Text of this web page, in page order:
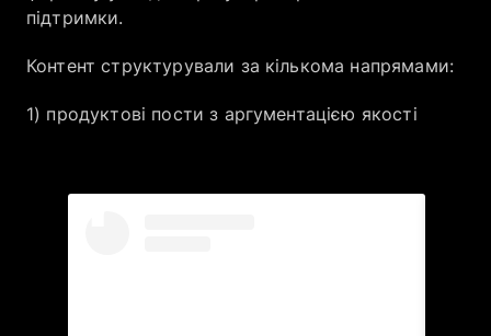
підтримки.
Контент структурували за кількома напрямами:
1) продуктові пости з аргументацією якості